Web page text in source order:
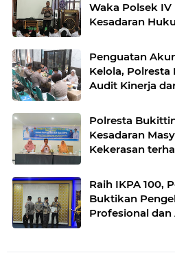
Waka Polsek
Kesadaran
Penguatan
Kelola,
Audit Kinerja
Polresta
Kesadaran
Kekerasan
Raih IKPA 100,
Buktikan
Profesional